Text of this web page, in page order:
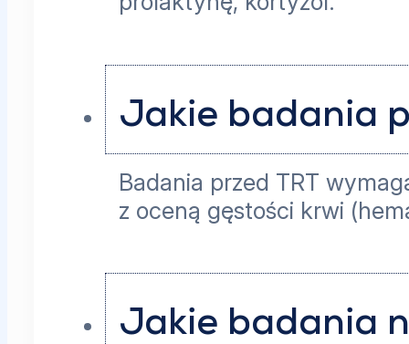
Jakie badania
Badania przed TRT
z oceną gęstości krwi
Jakie badania